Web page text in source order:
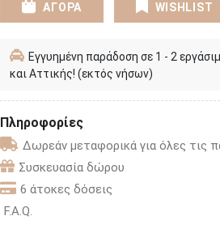
ΑΓΟΡΑ WISHLIST
Εγγυημένη παράδοση σε 1 - 2
και Αττικής! (εκτός νήσων)
Πληροφορίες
Δωρεάν μεταφορικά για όλες τις
Συσκευασία δώρου
6 άτοκες δόσεις
F.A.Q.